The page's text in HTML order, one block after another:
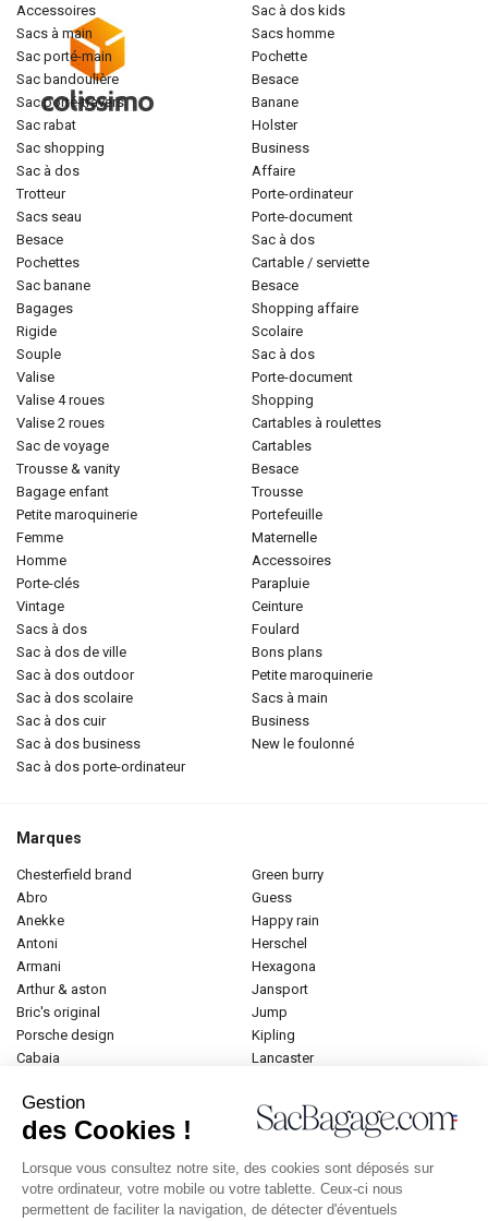
accessoires
sacs à main
sac porté-main
sac bandoulière
sac porté-travers
sac rabat
sac shopping
sac à dos
trotteur
sacs seau
besace
pochettes
sac banane
bagages
rigide
souple
valise
valise 4 roues
valise 2 roues
sac de voyage
trousse & vanity
bagage enfant
petite maroquinerie
femme
homme
porte-clés
vintage
sacs à dos
sac à dos de ville
sac à dos outdoor
sac à dos scolaire
sac à dos cuir
sac à dos business
sac à dos porte-ordinateur
sac à dos kids
sacs homme
pochette
besace
banane
holster
business
affaire
porte-ordinateur
porte-document
sac à dos
cartable / serviette
besace
shopping affaire
scolaire
sac à dos
porte-document
shopping
cartables à roulettes
cartables
besace
trousse
portefeuille
maternelle
accessoires
parapluie
ceinture
foulard
bons plans
petite maroquinerie
sacs à main
business
new le foulonné
Marques
chesterfield brand
abro
anekke
antoni
armani
arthur & aston
bric's original
porsche design
cabaia
caramel et compagnie
desigual
eastpak
elite
green burry
guess
happy rain
herschel
hexagona
jansport
jump
kipling
lancaster
le tanneur
longchamp
mac alyster
naf-naf
Gestion
des Cookies !
Lorsque vous consultez notre site, des cookies sont déposés sur
votre ordinateur, votre mobile ou votre tablette. Ceux-ci nous
permettent de faciliter la navigation, de détecter d'éventuels